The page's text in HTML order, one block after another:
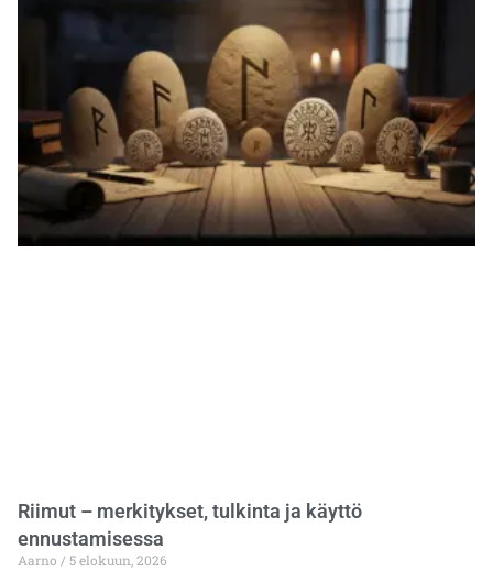
Riimut – merkitykset, tulkinta ja käyttö
ennustamisessa
Aarno 5 elokuun, 2026